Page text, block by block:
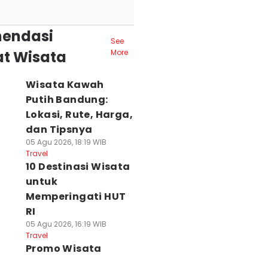
Wisata
See
More
Wisata Kawah
Putih Bandung:
Lokasi, Rute, Harga,
dan Tipsnya
05 Agu 2026, 18:19 WIB
Travel
10 Destinasi Wisata
untuk
Memperingati HUT
RI
05 Agu 2026, 16:19 WIB
Travel
Promo Wisata